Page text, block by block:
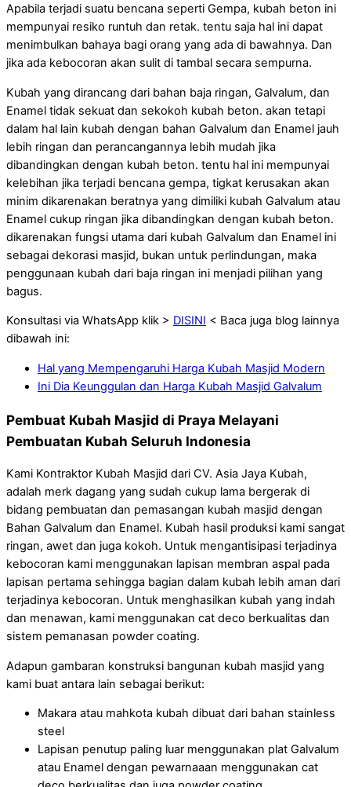
Apabila terjadi suatu bencana seperti Gempa, kubah beton ini
mempunyai resiko runtuh dan retak. tentu saja hal ini dapat
menimbulkan bahaya bagi orang yang ada di bawahnya. Dan
jika ada kebocoran akan sulit di tambal secara sempurna.
Kubah yang dirancang dari bahan baja ringan, Galvalum, dan
Enamel tidak sekuat dan sekokoh kubah beton. akan tetapi
dalam hal lain kubah dengan bahan Galvalum dan Enamel jauh
lebih ringan dan perancangannya lebih mudah jika
dibandingkan dengan kubah beton. tentu hal ini mempunyai
kelebihan jika terjadi bencana gempa, tigkat kerusakan akan
minim dikarenakan beratnya yang dimiliki kubah Galvalum atau
Enamel cukup ringan jika dibandingkan dengan kubah beton.
dikarenakan fungsi utama dari kubah Galvalum dan Enamel ini
sebagai dekorasi masjid, bukan untuk perlindungan, maka
penggunaan kubah dari baja ringan ini menjadi pilihan yang
bagus.
Konsultasi via WhatsApp klik > DISINI < Baca juga blog lainnya
dibawah ini:
Hal yang Mempengaruhi Harga Kubah Masjid Modern
Ini Dia Keunggulan dan Harga Kubah Masjid Galvalum
Pembuat Kubah Masjid di Praya Melayani
Pembuatan Kubah Seluruh Indonesia
Kami Kontraktor Kubah Masjid dari CV. Asia Jaya Kubah,
adalah merk dagang yang sudah cukup lama bergerak di
bidang pembuatan dan pemasangan kubah masjid dengan
Bahan Galvalum dan Enamel. Kubah hasil produksi kami sangat
ringan, awet dan juga kokoh. Untuk mengantisipasi terjadinya
kebocoran kami menggunakan lapisan membran aspal pada
lapisan pertama sehingga bagian dalam kubah lebih aman dari
terjadinya kebocoran. Untuk menghasilkan kubah yang indah
dan menawan, kami menggunakan cat deco berkualitas dan
sistem pemanasan powder coating.
Adapun gambaran konstruksi bangunan kubah masjid yang
kami buat antara lain sebagai berikut:
Makara atau mahkota kubah dibuat dari bahan stainless
steel
Lapisan penutup paling luar menggunakan plat Galvalum
atau Enamel dengan pewarnaaan menggunakan cat